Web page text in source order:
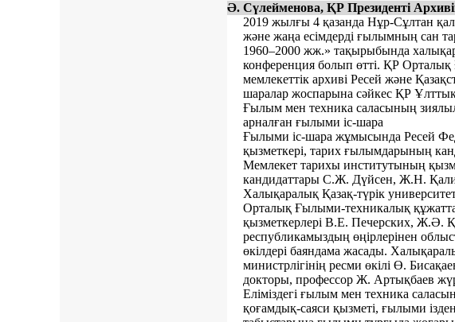
Ә. Сүлейменова, ҚР Президенті
2019 жылғы 4 қазанда Нұр-Сұлтан
және жаңа есімдерді ғылымның сан
1960–2000 жж.» тақырыбында
конференция болып өтті. ҚР
мемлекеттік архиві Ресей және
шаралар жоспарына сәйкес ҚР Ұлттық
Ғылым мен техника саласының
арналған ғылыми іс-шара
Ғылыми іс-шара жұмысында Ресей
қызметкері, тарих ғылымдарының
Мемлекет тарихы институтының
кандидаттары С.Ж. Дүйсен, Ж.Н.
Халықаралық Қазақ-түрік
Орталық Ғылыми-техникалық
қызметкерлері В.Е. Печерских, Ж.Ә.
республикамыздың өңірлерінен
өкілдері баяндама жасады.
министрлігінің ресми өкілі Ө.
докторы, профессор Ж. Артықбаев
Еліміздегі ғылым мен техника
қоғамдық-саяси қызметі, ғылыми